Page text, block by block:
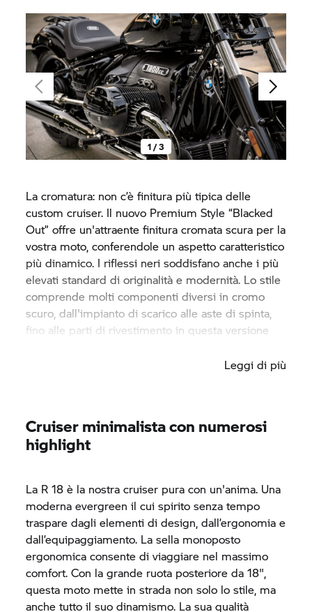
1 / 3
La cromatura: non c’è finitura più tipica delle
custom cruiser. Il nuovo Premium Style “Blacked
Out” offre un'attraente finitura cromata scura per la
vostra moto, conferendole un aspetto caratteristico
più dinamico. I riflessi neri soddisfano anche i più
elevati standard di originalità e modernità. Lo stile
comprende molti componenti diversi in cromo
scuro, dall'impianto di scarico alle aste di spinta,
fino alle parti di rivestimento in questa versione
Leggi di più
Cruiser minimalista con numerosi
highlight
La R 18 è la nostra cruiser pura con un'anima. Una
moderna evergreen il cui spirito senza tempo
traspare dagli elementi di design, dall’ergonomia e
dall’equipaggiamento. La sella monoposto
ergonomica consente di viaggiare nel massimo
comfort. Con la grande ruota posteriore da 18",
questa moto mette in strada non solo lo stile, ma
anche tutto il suo dinamismo. La sua qualità